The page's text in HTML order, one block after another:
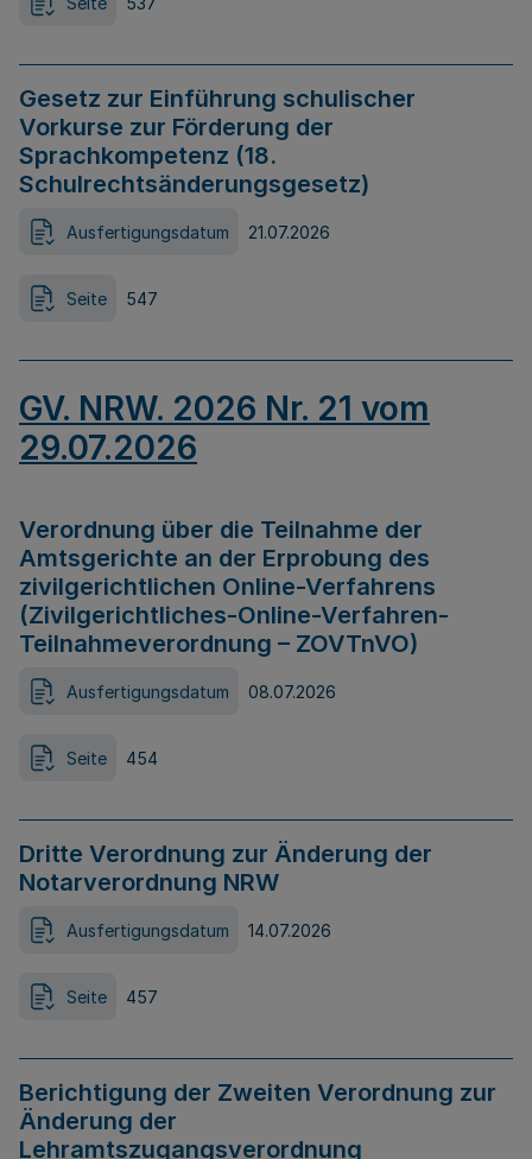
Gesetz zur Einführung schulischer
Vorkurse zur Förderung der
Sprachkompetenz (18.
Schulrechtsänderungsgesetz)
Ausfertigungsdatum 21.07.2026
Seite 547
GV. NRW. 2026 Nr. 21 vom
29.07.2026
Verordnung über die Teilnahme der
Amtsgerichte an der Erprobung des
zivilgerichtlichen Online-Verfahrens
(Zivilgerichtliches-Online-Verfahren-
Teilnahmeverordnung – ZOVTnVO)
Ausfertigungsdatum 08.07.2026
Seite 454
Dritte Verordnung zur Änderung der
Notarverordnung NRW
Ausfertigungsdatum 14.07.2026
Seite 457
Berichtigung der Zweiten Verordnung zur
Änderung der
Lehramtszugangsverordnung